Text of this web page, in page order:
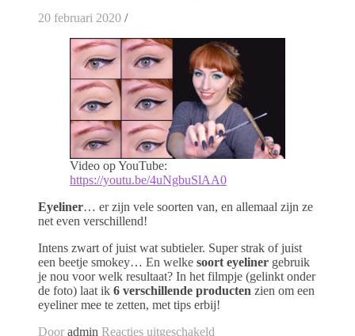
20 februari 2020 /
Video op YouTube:
https://youtu.be/4uNgbuSlAA0
Eyeliner… er zijn vele soorten van, en allemaal zijn ze
net even verschillend!
Intens zwart of juist wat subtieler. Super strak of juist
een beetje smokey… En welke soort eyeliner gebruik
je nou voor welk resultaat? In het filmpje (gelinkt onder
de foto) laat ik 6 verschillende producten zien om een
eyeliner mee te zetten, met tips erbij!
Door admin Reacties uitgeschakeld